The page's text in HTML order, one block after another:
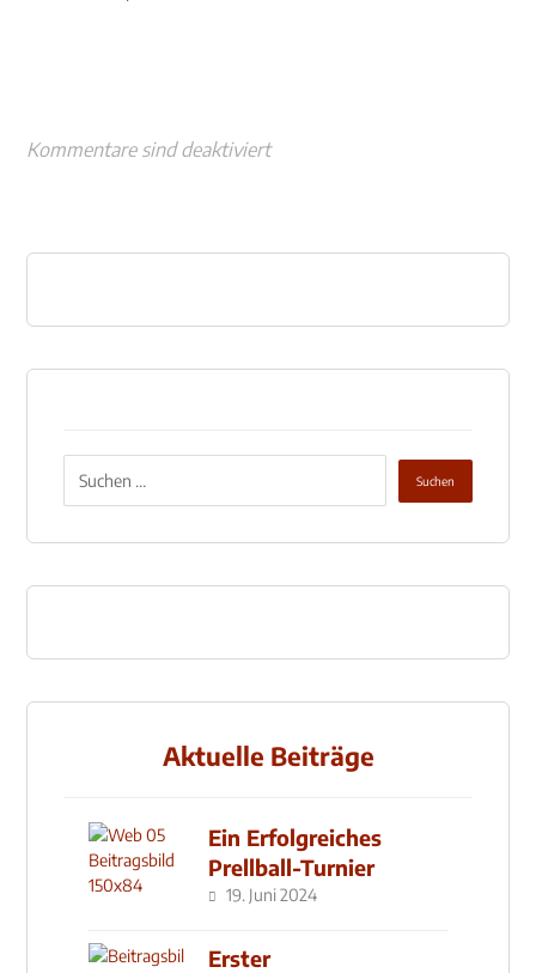
Kommentare sind deaktiviert
Aktuelle Beiträge
Ein Erfolgreiches
Prellball-Turnier
19. Juni 2024
Erster